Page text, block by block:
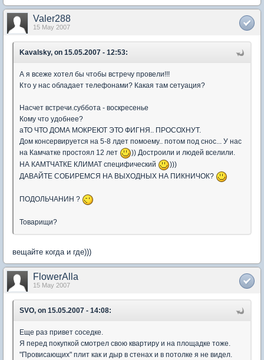
Valer288
15 May 2007
Kavalsky, on 15.05.2007 - 12:53:
А я всеже хотел бы чтобы встречу провели!!!
Кто у нас обладает телефонами? Какая там сетуация?
Насчет встречи.суббота - воскресенье
Кому что удобнее?
аТО ЧТО ДОМА МОКРЕЮТ ЭТО ФИГНЯ.. ПРОСОХНУТ.
Дом консервируется на 5-8 лдет помоему.. потом под снос... У нас
на Камчатке простоял 12 лет
)) Достроили и людей вселили.
НА КАМТЧАТКЕ КЛИМАТ специфический
)))
ДАВАЙТЕ СОБИРЕМСЯ НА ВЫХОДНЫХ НА ПИКНИЧОК?
ПОДОЛЬЧАНИН ?
Товарищи?
вещайте когда и где)))
FlowerAlla
15 May 2007
SVO, on 15.05.2007 - 14:08:
Еще раз привет соседке.
Я перед покупкой смотрел свою квартиру и на площадке тоже.
"Провисающих" плит как и дыр в стенах и в потолке я не видел.